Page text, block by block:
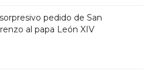
pedido de San
al papa León XIV